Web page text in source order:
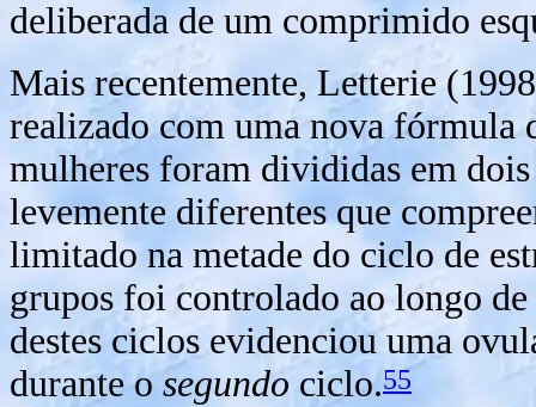
deliberada de um comprimido
Mais recentemente, Letterie
realizado com uma nova fórmula
mulheres foram divididas em
levemente diferentes que
limitado na metade do ciclo de
grupos foi controlado ao longo
destes ciclos evidenciou uma
durante o segundo ciclo.55